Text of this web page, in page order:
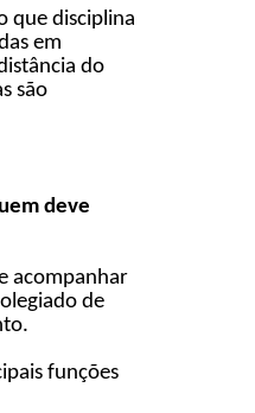
que disciplina
em
do
são
deve
acompanhar
de
funções